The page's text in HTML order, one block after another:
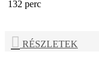
132 perc
RÉSZLETEK